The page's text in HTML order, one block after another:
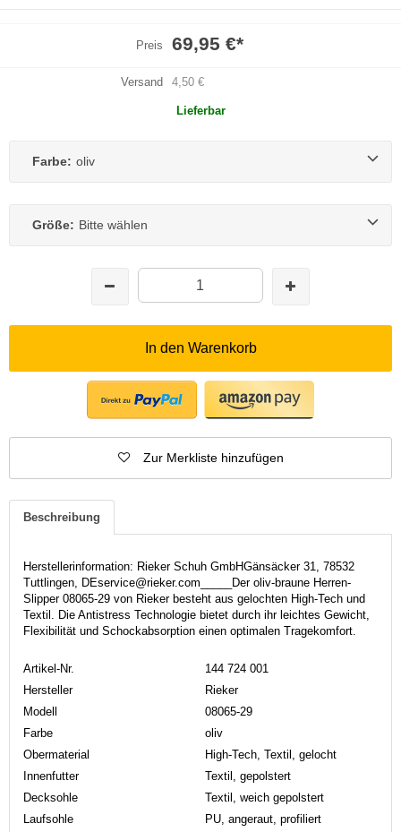
Preis 69,95 €*
Versand 4,50 €
Lieferbar
Farbe: oliv
Größe: Bitte wählen
In den Warenkorb
Zur Merkliste hinzufügen
Beschreibung
Herstellerinformation: Rieker Schuh GmbHGänsäcker 31, 78532
Tuttlingen, DEservice@rieker.com_____Der oliv-braune Herren-
Slipper 08065-29 von Rieker besteht aus gelochten High-Tech und
Textil. Die Antistress Technologie bietet durch ihr leichtes Gewicht,
Flexibilität und Schockabsorption einen optimalen Tragekomfort.
Artikel-Nr.
144 724 001
Hersteller
Rieker
Modell
08065-29
Farbe
oliv
Obermaterial
High-Tech, Textil, gelocht
Innenfutter
Textil, gepolstert
Decksohle
Textil, weich gepolstert
Laufsohle
PU, angeraut, profiliert